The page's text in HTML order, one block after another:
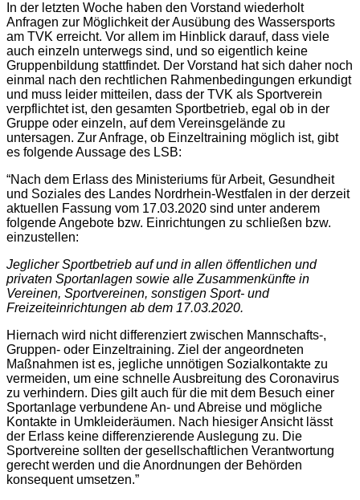
In der letzten Woche haben den Vorstand wiederholt
Anfragen zur Möglichkeit der Ausübung des Wassersports
am TVK erreicht. Vor allem im Hinblick darauf, dass viele
auch einzeln unterwegs sind, und so eigentlich keine
Gruppenbildung stattfindet. Der Vorstand hat sich daher noch
einmal nach den rechtlichen Rahmenbedingungen erkundigt
und muss leider mitteilen, dass der TVK als Sportverein
verpflichtet ist, den gesamten Sportbetrieb, egal ob in der
Gruppe oder einzeln, auf dem Vereinsgelände zu
untersagen. Zur Anfrage, ob Einzeltraining möglich ist, gibt
es folgende Aussage des LSB:
“Nach dem Erlass des Ministeriums für Arbeit, Gesundheit
und Soziales des Landes Nordrhein-Westfalen in der derzeit
aktuellen Fassung vom 17.03.2020 sind unter anderem
folgende Angebote bzw. Einrichtungen zu schließen bzw.
einzustellen:
Jeglicher Sportbetrieb auf und in allen öffentlichen und
privaten Sportanlagen sowie alle Zusammenkünfte in
Vereinen, Sportvereinen, sonstigen Sport- und
Freizeiteinrichtungen ab dem 17.03.2020.
Hiernach wird nicht differenziert zwischen Mannschafts-,
Gruppen- oder Einzeltraining. Ziel der angeordneten
Maßnahmen ist es, jegliche unnötigen Sozialkontakte zu
vermeiden, um eine schnelle Ausbreitung des Coronavirus
zu verhindern. Dies gilt auch für die mit dem Besuch einer
Sportanlage verbundene An- und Abreise und mögliche
Kontakte in Umkleideräumen. Nach hiesiger Ansicht lässt
der Erlass keine differenzierende Auslegung zu. Die
Sportvereine sollten der gesellschaftlichen Verantwortung
gerecht werden und die Anordnungen der Behörden
konsequent umsetzen.”